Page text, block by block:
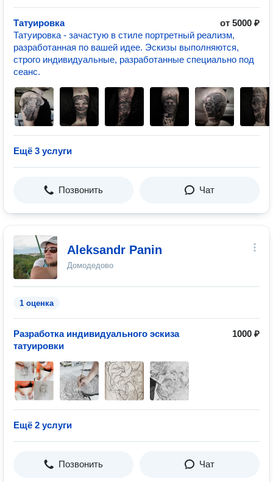
Татуировка
от 5000 ₽
Татуировка - зачастую в стиле портретный реализм,
разработанная по вашей идее. Эскизы выполняются,
строго индивидуальные, разработанные специально под
сеанс.
Ещё 3 услуги
Позвонить Чат
Aleksandr Panin
Домодедово
1 оценка
Разработка индивидуального эскиза
татуировки
1000 ₽
Ещё 2 услуги
Позвонить Чат